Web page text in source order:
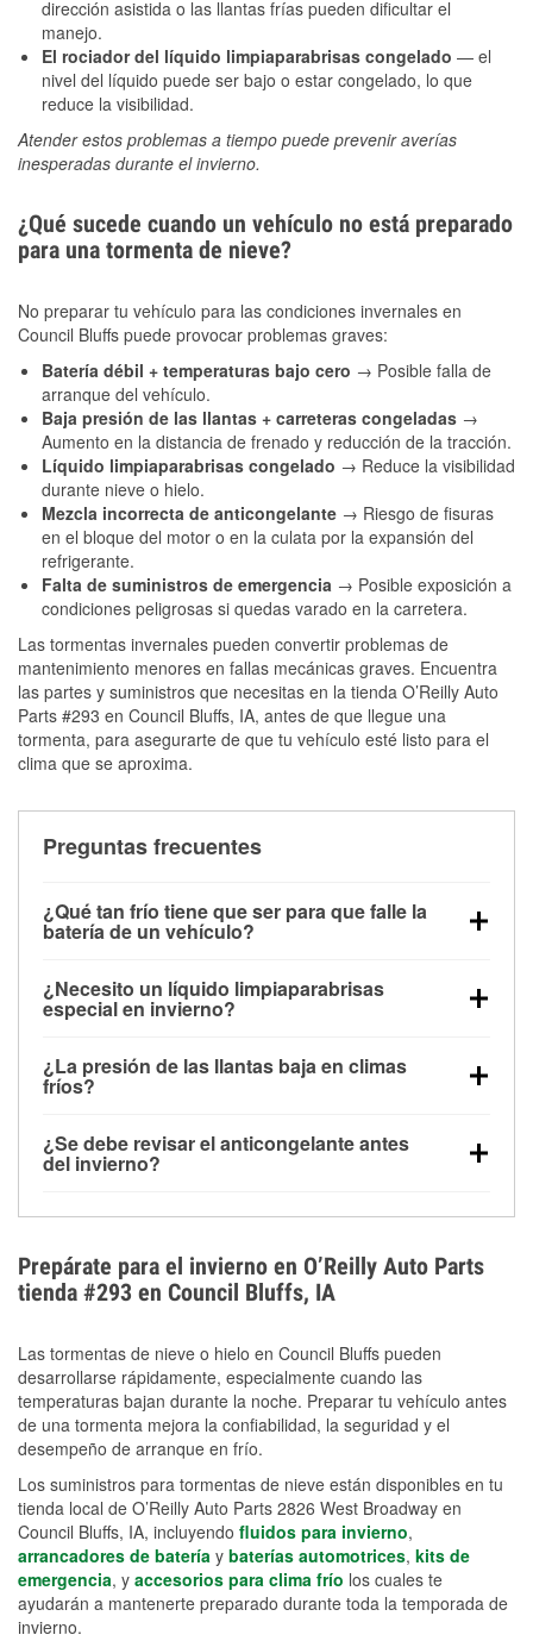
dirección asistida o las llantas frías pueden dificultar el
manejo.
El rociador del líquido limpiaparabrisas congelado — el
nivel del líquido puede ser bajo o estar congelado, lo que
reduce la visibilidad.
Atender estos problemas a tiempo puede prevenir averías
inesperadas durante el invierno.
¿Qué sucede cuando un vehículo no está preparado
para una tormenta de nieve?
No preparar tu vehículo para las condiciones invernales en
Council Bluffs puede provocar problemas graves:
Batería débil + temperaturas bajo cero → Posible falla de
arranque del vehículo.
Baja presión de las llantas + carreteras congeladas →
Aumento en la distancia de frenado y reducción de la tracción.
Líquido limpiaparabrisas congelado → Reduce la visibilidad
durante nieve o hielo.
Mezcla incorrecta de anticongelante → Riesgo de fisuras
en el bloque del motor o en la culata por la expansión del
refrigerante.
Falta de suministros de emergencia → Posible exposición a
condiciones peligrosas si quedas varado en la carretera.
Las tormentas invernales pueden convertir problemas de
mantenimiento menores en fallas mecánicas graves. Encuentra
las partes y suministros que necesitas en la tienda O’Reilly Auto
Parts #293 en Council Bluffs, IA, antes de que llegue una
tormenta, para asegurarte de que tu vehículo esté listo para el
clima que se aproxima.
Preguntas frecuentes
¿Qué tan frío tiene que ser para que falle la
batería de un vehículo?
debajo de los 32 °F y puede perder hasta la mitad de
su potencia de arranque cerca de los 0 °F, lo que
arranque.
¿Necesito un líquido limpiaparabrisas
especial en invierno?
la congelación y ayuda a disolver la sal y la nieve
derretida en la carretera para mejorar la visibilidad.
¿La presión de las llantas baja en climas
fríos?
alrededor de 1 PSI por cada 10 °F que baja la
temperatura. Puedes obtener más información sobre
¿Se debe revisar el anticongelante antes
del invierno?
el sobrecalentamiento en condiciones de frío
extremo. Aprende cómo comprobar la protección
anticongelante en nuestra sección How-To.
Prepárate para el invierno en O’Reilly Auto Parts
tienda #293 en Council Bluffs, IA
Las tormentas de nieve o hielo en Council Bluffs pueden
desarrollarse rápidamente, especialmente cuando las
temperaturas bajan durante la noche. Preparar tu vehículo antes
de una tormenta mejora la confiabilidad, la seguridad y el
desempeño de arranque en frío.
Los suministros para tormentas de nieve están disponibles en tu
tienda local de O’Reilly Auto Parts 2826 West Broadway en
Council Bluffs, IA, incluyendo fluidos para invierno,
arrancadores de batería y baterías automotrices, kits de
emergencia, y accesorios para clima frío los cuales te
ayudarán a mantenerte preparado durante toda la temporada de
invierno.